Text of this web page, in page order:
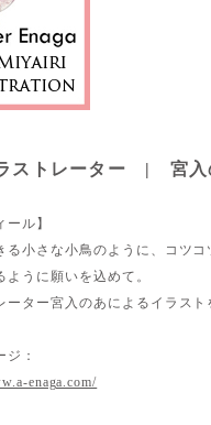
ストレーター | 宮入
ール】
る小さな小鳥のように、コツ
ように願いを込めて。
ーター宮入のあによるイラスト
ジ：
enaga.com/